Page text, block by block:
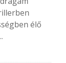
élő